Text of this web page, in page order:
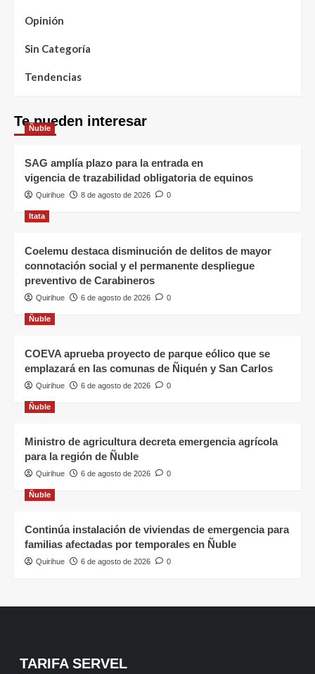
Opinión
Sin Categoría
Tendencias
Te pueden interesar
Ñuble
SAG amplía plazo para la entrada en
vigencia de trazabilidad obligatoria de equinos
Quirihue 8 de agosto de 2026 0
Itata
Coelemu destaca disminución de delitos de mayor
connotación social y el permanente despliegue
preventivo de Carabineros
Quirihue 6 de agosto de 2026 0
Ñuble
COEVA aprueba proyecto de parque eólico que se
emplazará en las comunas de Ñiquén y San Carlos
Quirihue 6 de agosto de 2026 0
Ñuble
Ministro de agricultura decreta emergencia agrícola
para la región de Ñuble
Quirihue 6 de agosto de 2026 0
Ñuble
Continúa instalación de viviendas de emergencia para
familias afectadas por temporales en Ñuble
Quirihue 6 de agosto de 2026 0
TARIFA SERVEL